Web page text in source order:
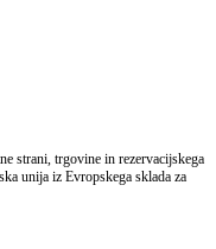
strani, trgovine in rezervacijskega
unija iz Evropskega sklada za